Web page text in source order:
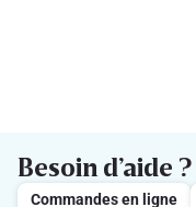
Besoin d’aide ?
Commandes en ligne